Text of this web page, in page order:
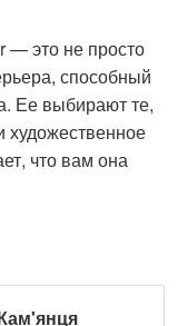
— это не просто
способный
Ее выбирают те,
художественное
что вам она